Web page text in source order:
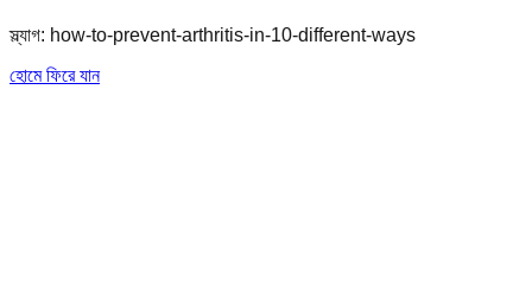
স্ল্যাগ: how-to-prevent-arthritis-in-10-different-ways
হোমে ফিরে যান